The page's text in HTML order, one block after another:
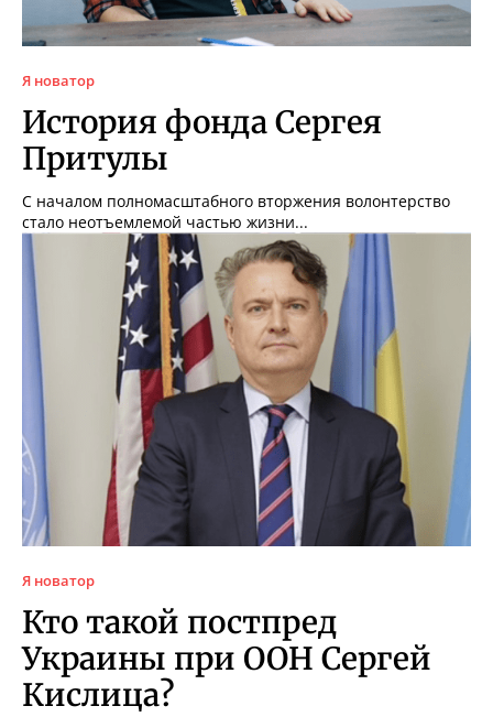
Я новатор
История фонда Сергея
Притулы
С началом полномасштабного вторжения волонтерство
стало неотъемлемой частью жизни...
Я новатор
Кто такой постпред
Украины при ООН Сергей
Кислица?